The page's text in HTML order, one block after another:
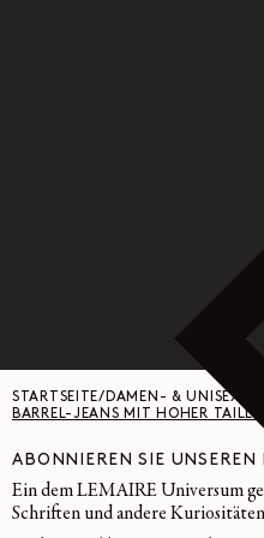
STARTSEITE/ DAMEN- & UNISEX-
ABONNIEREN SIE UNSEREN
Ein dem LEMAIRE Universum
Schriften und andere